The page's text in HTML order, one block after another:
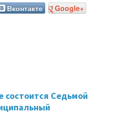
Вконтакте Google+
состоится Седьмой